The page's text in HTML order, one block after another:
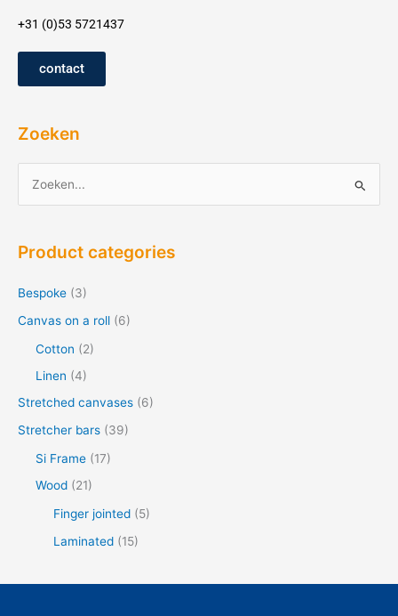
+31 (0)53 5721437
contact
Zoeken
k
:
Product categories
Bespoke (3)
Canvas on a roll (6)
Cotton (2)
Linen (4)
Stretched canvases (6)
Stretcher bars (39)
Si Frame (17)
Wood (21)
Finger jointed (5)
Laminated (15)